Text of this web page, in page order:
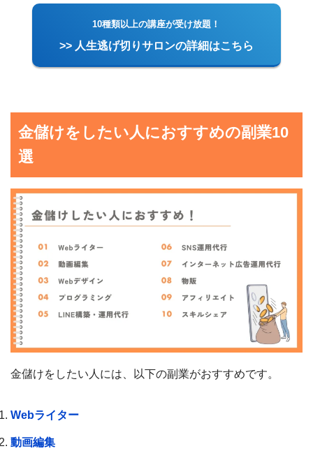
10種類以上の講座が受け放題！
>> 人生逃げ切りサロンの詳細はこちら
金儲けをしたい人におすすめの副業10
選
金儲けをしたい人には、以下の副業がおすすめです。
Webライター
動画編集